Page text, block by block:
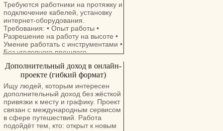
Требуются работники на протяжку и
подключение кабелей, установку
интернет-оборудования.
Требования: • Опыт работы •
Разрешение на работу на высоте •
Умение работать с инструментами •
Без уголовного прошлого
страны: Ришон-ле-Цион, Бат-Ям,
Холон. Зарплата договорная, в
зависимости от опыта работы.
Телефон: 058-704-1554
Дополнительный доход в онлайн-
проекте (гибкий формат)
Ищу людей, которым интересен
дополнительный доход без жёсткой
привязки к месту и графику. Проект
связан с международным сервисом
в сфере путешествий. Работа
подойдёт тем, кто: открыт к новым